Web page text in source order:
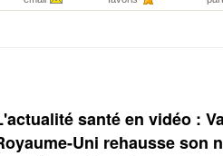
santé en vidéo :
Uni rehausse son